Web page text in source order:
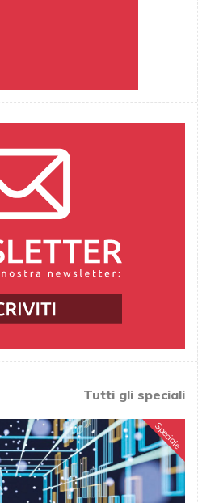
Tutti gli speciali
Speciale